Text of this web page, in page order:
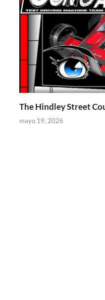
The Hindley Street
mayo 19, 2026